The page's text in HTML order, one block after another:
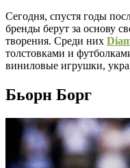
Сегодня, спустя годы
бренды берут за основу
творения. Среди них
толстовками и
виниловые игрушки,
Бьорн Борг